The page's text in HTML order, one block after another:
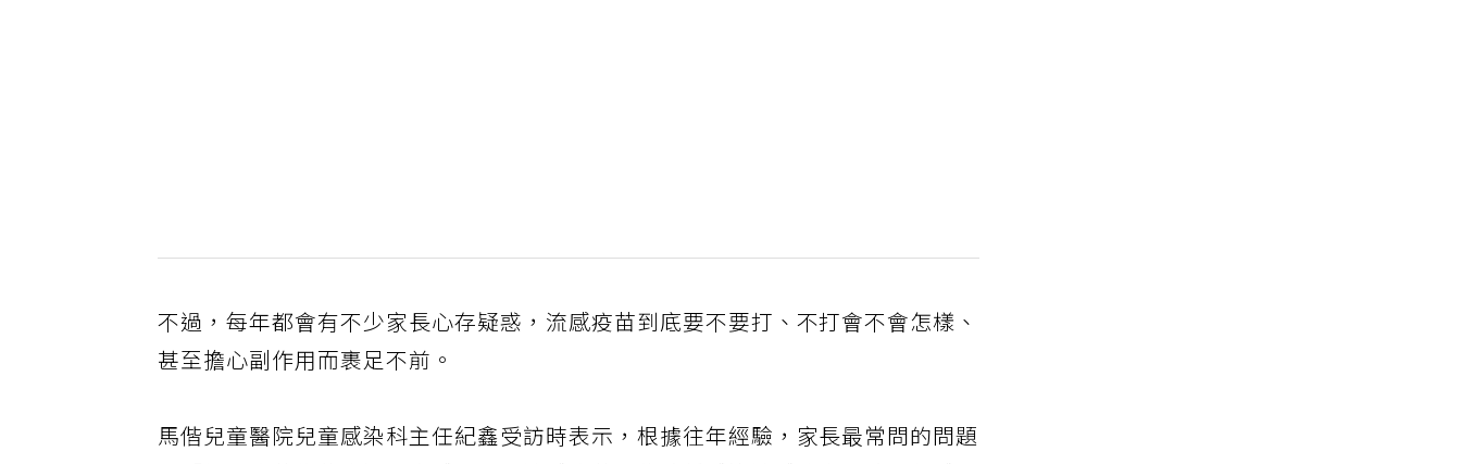
不過，每年都會有不少家長心存疑惑，流感疫苗到底要不要打、不打會不會怎樣、
甚至擔心副作用而裹足不前。
馬偕兒童醫院兒童感染科主任紀鑫受訪時表示，根據往年經驗，家長最常問的問題